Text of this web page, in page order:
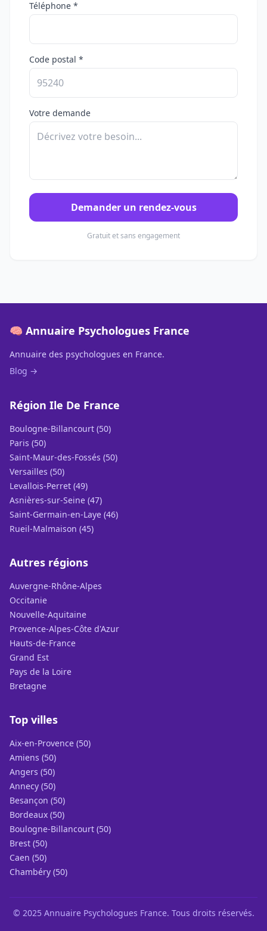
Téléphone *
Code postal *
Votre demande
Demander un rendez-vous
Gratuit et sans engagement
🧠 Annuaire Psychologues France
Annuaire des psychologues en France.
Blog →
Région Ile De France
Boulogne-Billancourt (50)
Paris (50)
Saint-Maur-des-Fossés (50)
Versailles (50)
Levallois-Perret (49)
Asnières-sur-Seine (47)
Saint-Germain-en-Laye (46)
Rueil-Malmaison (45)
Autres régions
Auvergne-Rhône-Alpes
Occitanie
Nouvelle-Aquitaine
Provence-Alpes-Côte d'Azur
Hauts-de-France
Grand Est
Pays de la Loire
Bretagne
Top villes
Aix-en-Provence (50)
Amiens (50)
Angers (50)
Annecy (50)
Besançon (50)
Bordeaux (50)
Boulogne-Billancourt (50)
Brest (50)
Caen (50)
Chambéry (50)
© 2025 Annuaire Psychologues France. Tous droits réservés.